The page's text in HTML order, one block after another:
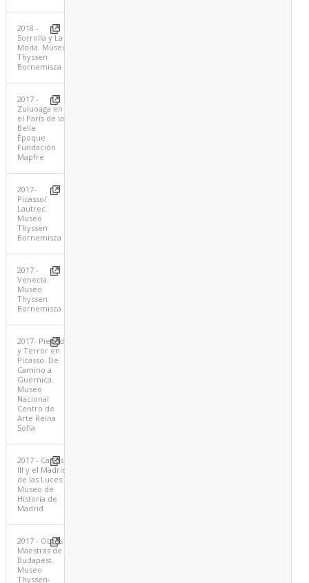
2018 -
Sorrolla y La
Moda. Museo
Thyssen
Bornemisza
2017 -
Zuluoaga en
el París de la
Belle
Époque.
Fundación
Mapfre
2017-
Picasso/
Lautrec.
Museo
Thyssen
Bornemisza
2017 -
Venecia.
Museo
Thyssen
Bornemisza
2017- Piedad
y Terror en
Picasso. De
Camino a
Guernica.
Museo
Nacional
Centro de
Arte Reina
Sofía
2017 - Carlos
III y el Madrid
de las Luces.
Museo de
Historia de
Madrid
2017 - Obras
Maestras de
Budapest.
Museo
Thyssen-